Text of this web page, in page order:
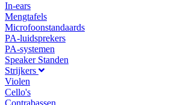
In-ears
Mengtafels
Microfoonstandaards
PA-luidsprekers
PA-systemen
Speaker Standen
Strijkers
Violen
Cello's
Contrabassen